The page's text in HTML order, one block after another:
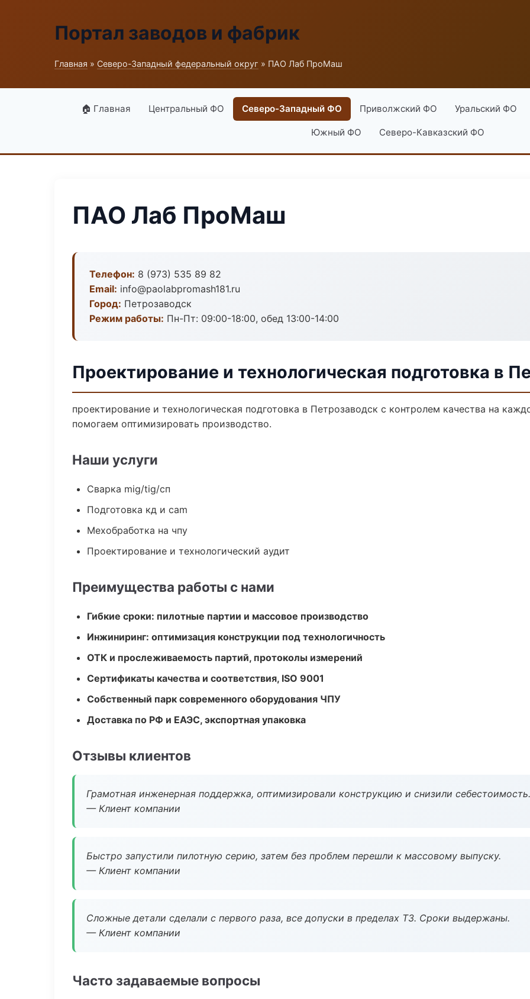
Портал заводов и фабрик
Главная » Северо-Западный федеральный округ » ПАО Лаб ПроМаш
🏠 Главная Центральный ФО Северо-Западный ФО Приволжский ФО Уральский ФО
Южный ФО Северо-Кавказский ФО
ПАО Лаб ПроМаш
Телефон: 8 (973) 535 89 82
Email: info@paolabpromash181.ru
Город: Петрозаводск
Режим работы: Пн-Пт: 09:00-18:00, обед 13:00-14:00
Проектирование и технологическая подготовка в
проектирование и технологическая подготовка в Петрозаводск с контролем качества на
помогаем оптимизировать производство.
Наши услуги
Сварка mig/tig/сп
Подготовка кд и cam
Мехобработка на чпу
Проектирование и технологический аудит
Преимущества работы с нами
Гибкие сроки: пилотные партии и массовое производство
Инжиниринг: оптимизация конструкции под технологичность
ОТК и прослеживаемость партий, протоколы измерений
Сертификаты качества и соответствия, ISO 9001
Собственный парк современного оборудования ЧПУ
Доставка по РФ и ЕАЭС, экспортная упаковка
Отзывы клиентов
Грамотная инженерная поддержка, оптимизировали конструкцию и снизили себестоимость.
— Клиент компании
Быстро запустили пилотную серию, затем без проблем перешли к массовому выпуску.
— Клиент компании
Сложные детали сделали с первого раза, все допуски в пределах ТЗ. Сроки выдержаны.
— Клиент компании
Часто задаваемые вопросы